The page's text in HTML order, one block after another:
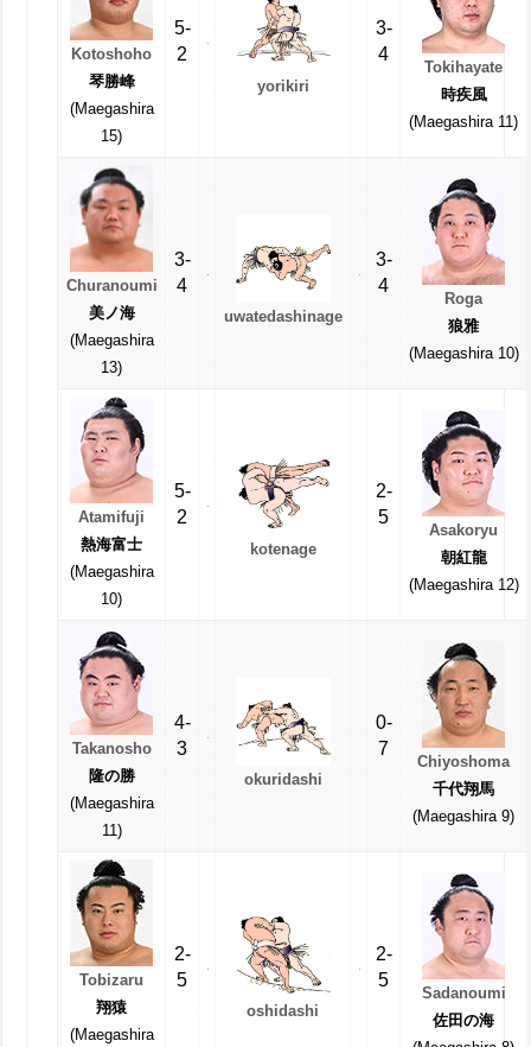
Kotoshoho
琴勝峰
(Maegashira
15)
5-
2
yorikiri
3-
4
Tokihayate
時疾風
(Maegashira 11)
Churanoumi
美ノ海
(Maegashira
13)
3-
4
uwatedashinage
3-
4
Roga
狼雅
(Maegashira 10)
Atamifuji
熱海富士
(Maegashira
10)
5-
2
kotenage
2-
5
Asakoryu
朝紅龍
(Maegashira 12)
Takanosho
隆の勝
(Maegashira
11)
4-
3
okuridashi
0-
7
Chiyoshoma
千代翔馬
(Maegashira 9)
Tobizaru
翔猿
(Maegashira
2-
5
oshidashi
2-
5
Sadanoumi
佐田の海